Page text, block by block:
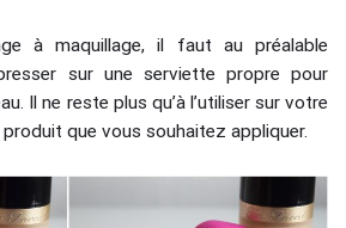
à maquillage, il faut au préalable
sur une serviette propre pour
Il ne reste plus qu’à l’utiliser sur votre
que vous souhaitez appliquer.